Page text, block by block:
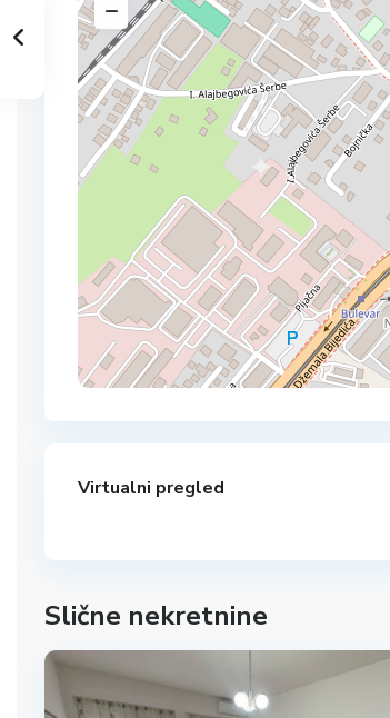
Virtualni pregled
Slične nekretnine